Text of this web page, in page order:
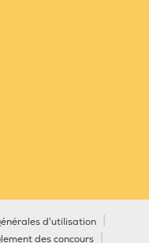
d'utilisation
des concours